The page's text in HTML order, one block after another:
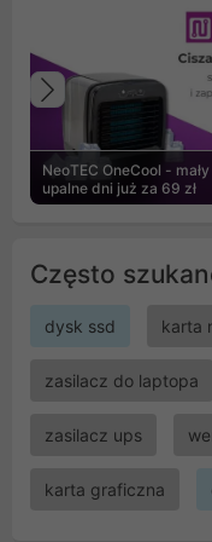
NeoTEC OneCool -
upalne dni już za 69 zł
Poprzedni
Często
dysk ssd karta
zasilacz do laptopa
zasilacz ups
karta graficzna